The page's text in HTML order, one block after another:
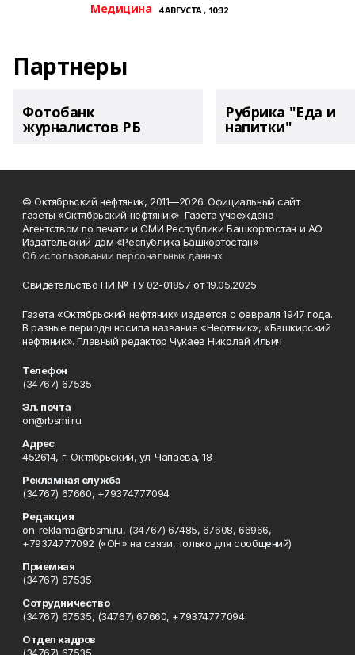
Медицина 4 АВГУСТА , 10:32
Партнеры
Фотобанк
журналистов РБ
Рубрика "Еда и
напитки"
© Октябрьский нефтяник, 2011—2026. Официальный сайт
газеты «Октябрьский нефтяник». Газета учреждена
Агентством по печати и СМИ Республики Башкортостан и АО
Издательский дом «Республика Башкортостан»
Об использовании персональных данных
Свидетельство ПИ № ТУ 02-01857 от 19.05.2025
Газета «Октябрьский нефтяник» издается с февраля 1947 года.
В разные периоды носила название «Нефтяник», «Башкирский
нефтяник». Главный редактор Чукаев Николай Ильич
Телефон
(34767) 67535
Эл. почта
on@rbsmi.ru
Адрес
452614, г. Октябрьский, ул. Чапаева, 18
Рекламная служба
(34767) 67660, +79374777094
Редакция
on-reklama@rbsmi.ru, (34767) 67485, 67608, 66966,
+79374777092 («ОН» на связи, только для сообщений)
Приемная
(34767) 67535
Сотрудничество
(34767) 67535, (34767) 67660, +79374777094
Отдел кадров